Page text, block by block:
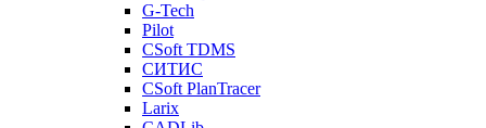
G-Tech
Pilot
CSoft TDMS
СИТИС
CSoft PlanTracer
Larix